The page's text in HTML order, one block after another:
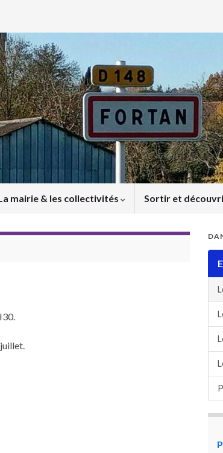
mairie & les collectivités Sortir et